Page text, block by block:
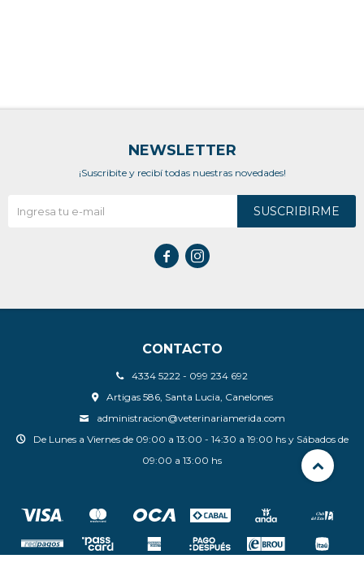
CONTACTO
4334 5222 - 099 234 692
Artigas 586, Santa Lucia, Canelones
administracion@veterinariamerida.com
De Lunes a Viernes de 09:00 a 13:00 - 14:30 a 19:00 hs y Sábados de
09:00 a 13:00 hs
NEWSLETTER
¡Suscribite y recibí todas nuestras novedades!
SUSCRIBIRME
 